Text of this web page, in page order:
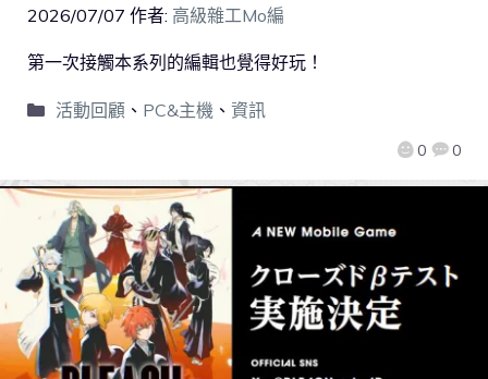
2026/07/07 作者: 高級雜工Mo編
0 0
第一次接觸本系列的編輯也覺得好玩！
活動回顧、 PC&主機、 資訊